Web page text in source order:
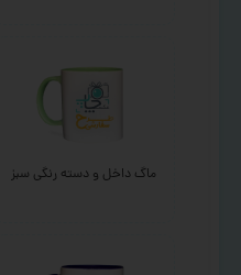
ماگ داخل و دسته رنگی سبز